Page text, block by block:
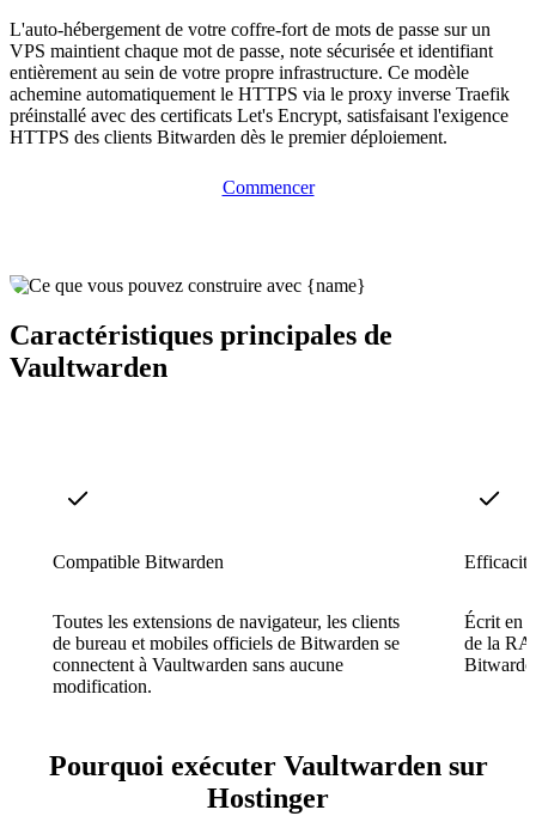
L'auto-hébergement de votre coffre-fort de mots de passe sur un
VPS maintient chaque mot de passe, note sécurisée et identifiant
entièrement au sein de votre propre infrastructure. Ce modèle
achemine automatiquement le HTTPS via le proxy inverse Traefik
préinstallé avec des certificats Let's Encrypt, satisfaisant l'exigence
HTTPS des clients Bitwarden dès le premier déploiement.
Commencer
Caractéristiques principales de
Vaultwarden
Compatible Bitwarden
Toutes les extensions de navigateur, les clients
de bureau et mobiles officiels de Bitwarden se
connectent à Vaultwarden sans aucune
modification.
Écrit en
de la
Pourquoi exécuter Vaultwarden sur
Hostinger